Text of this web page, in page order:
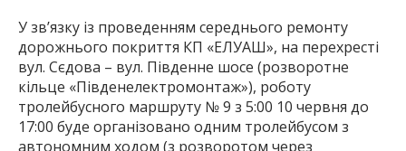
У зв’язку із проведенням середнього ремонту
дорожнього покриття КП «ЕЛУАШ», на перехресті
вул. Сєдова – вул. Південне шосе (розворотне
кільце «Південелектромонтаж»), роботу
тролейбусного маршруту № 9 з 5:00 10 червня до
17:00 буде організовано одним тролейбусом з
автономним ходом (з розворотом через